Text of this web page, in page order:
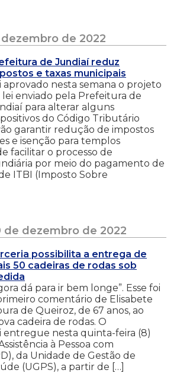
de 2022
de Jundiaí reduz
e taxas municipais
aprovado nesta semana o projeto
lei enviado pela Prefeitura de
para alterar alguns
do Código Tributário
garantir redução de impostos
e isenção para templos
facilitar o processo de
por meio do pagamento de
ITBI (Imposto Sobre
de dezembro de 2022
possibilita a entrega de
50 cadeiras de rodas sob
dá para ir bem longe”. Esse foi
comentário de Elisabete
de Queiroz, de 67 anos, ao
cadeira de rodas. O
nesta quinta-feira (8)
à Pessoa com
da Unidade de Gestão de
(UGPS), a partir de […]